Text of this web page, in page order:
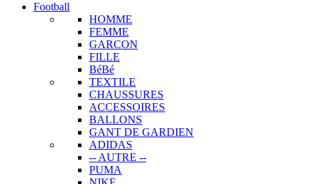
Football
HOMME
FEMME
GARCON
FILLE
BéBé
TEXTILE
CHAUSSURES
ACCESSOIRES
BALLONS
GANT DE GARDIEN
ADIDAS
-- AUTRE --
PUMA